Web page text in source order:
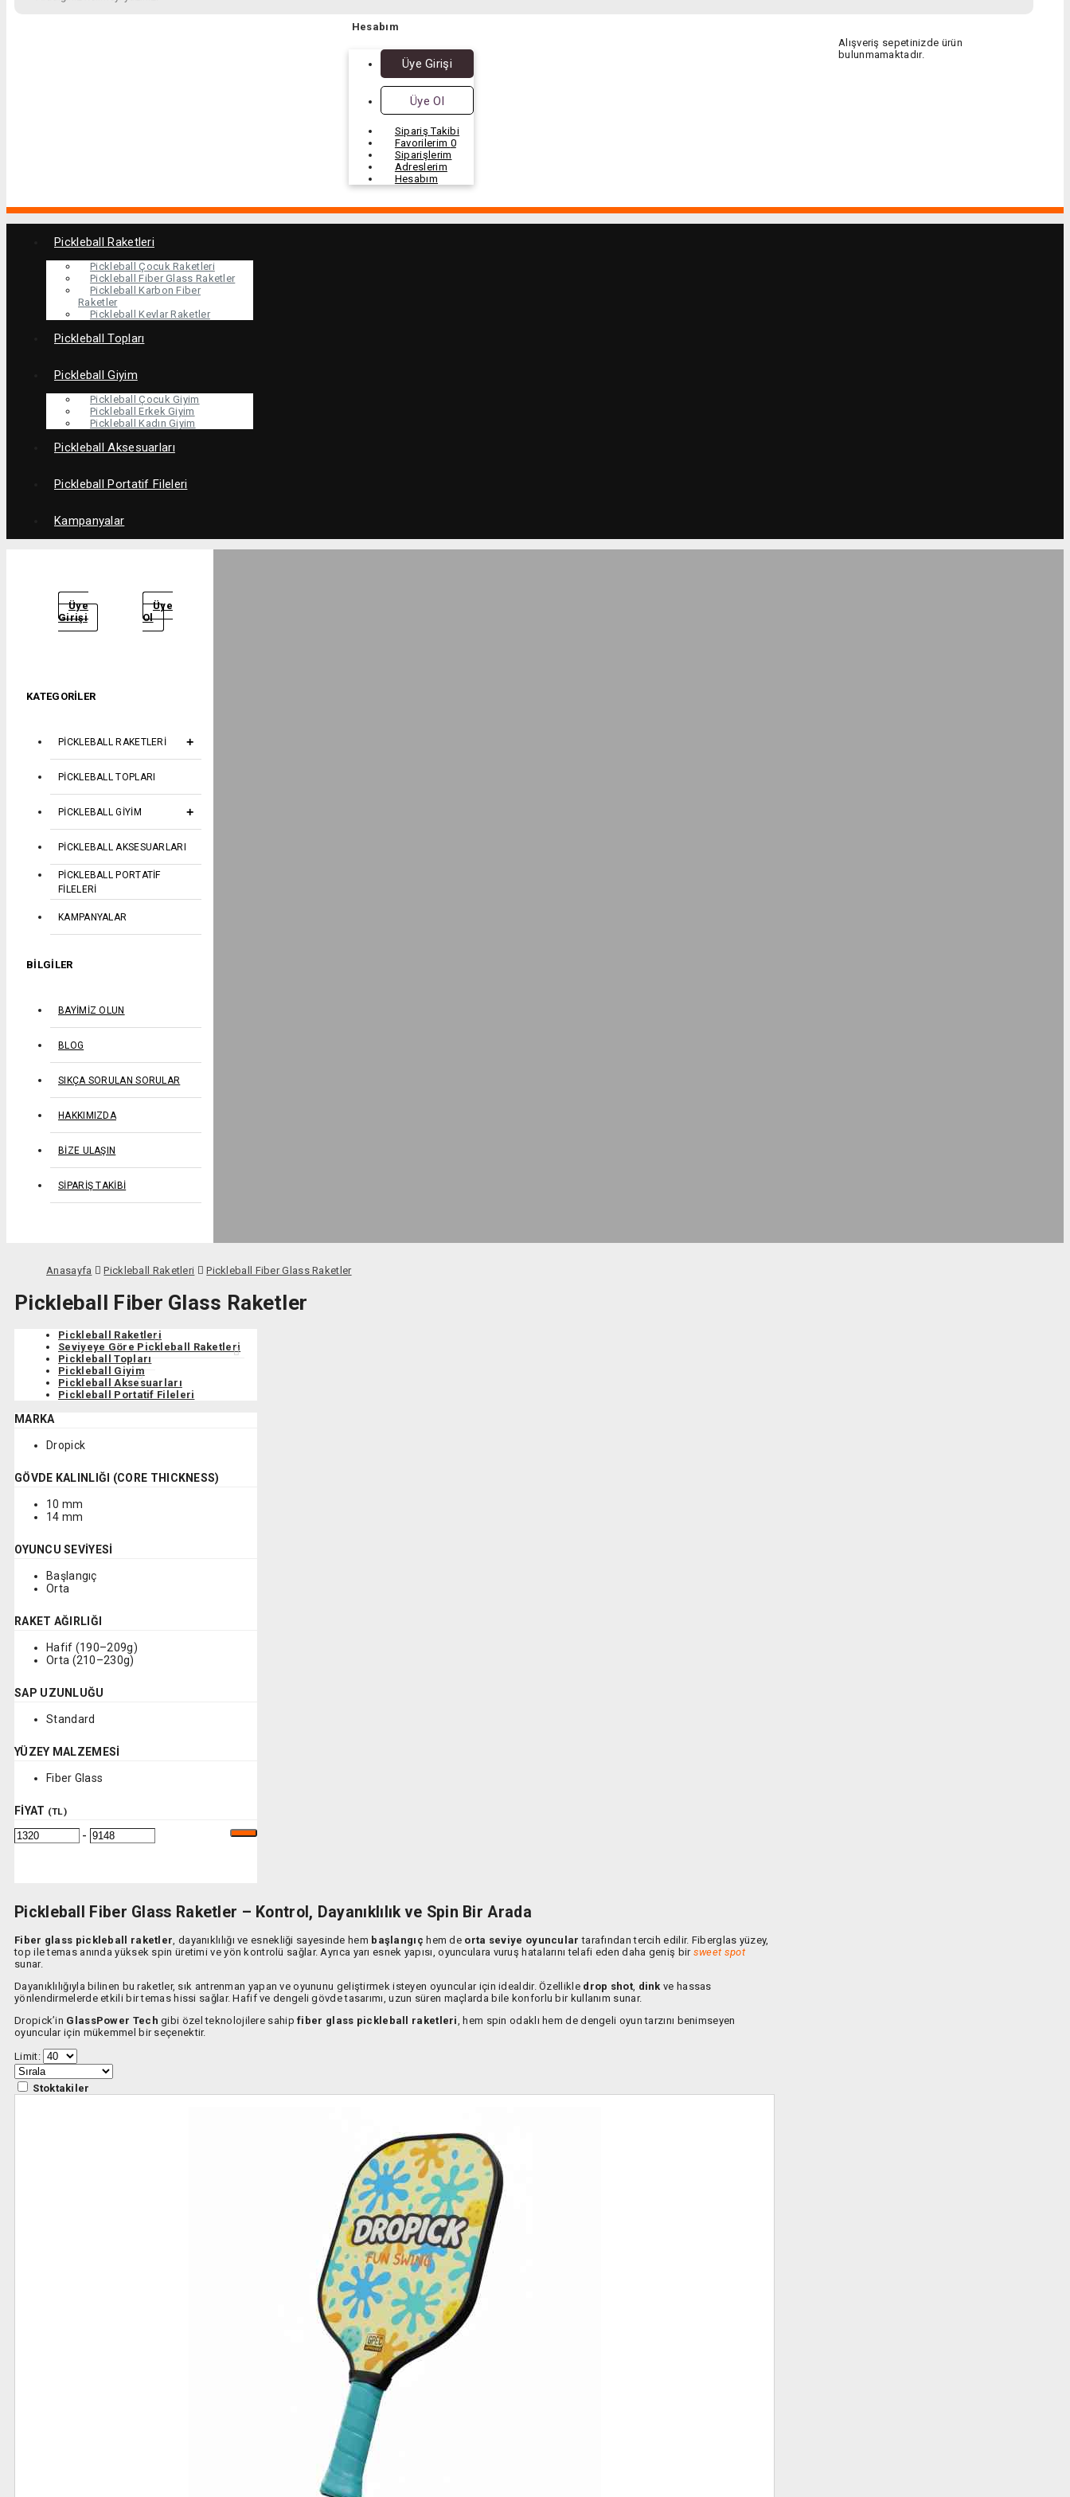
Alışveriş sepetinizde ürün
bulunmamaktadır.
Hesabım
Üye Girişi
Üye Ol
Sipariş Takibi
Favorilerim 0
Siparişlerim
Adreslerim
Hesabım
Pickleball Raketleri
Pickleball Çocuk Raketleri
Pickleball Fiber Glass Raketler
Pickleball Karbon Fiber
Raketler
Pickleball Kevlar Raketler
Pickleball Topları
Pickleball Giyim
Pickleball Çocuk Giyim
Pickleball Erkek Giyim
Pickleball Kadın Giyim
Pickleball Aksesuarları
Pickleball Portatif Fileleri
Kampanyalar
Üye
Girişi
Üye
Ol
KATEGORILER
PICKLEBALL RAKETLERI
PICKLEBALL TOPLARI
PICKLEBALL GIYIM
PICKLEBALL AKSESUARLARI
PICKLEBALL PORTATIF
FILELERI
KAMPANYALAR
BILGILER
BAYIMIZ OLUN
BLOG
SIKÇA SORULAN SORULAR
HAKKIMIZDA
BIZE ULAŞIN
SIPARIŞ TAKIBI
Anasayfa Pickleball Raketleri Pickleball Fiber Glass Raketler
Pickleball Fiber Glass Raketler
Pickleball Raketleri
Seviyeye Göre Pickleball Raketleri
Pickleball Topları
Pickleball Giyim
Pickleball Aksesuarları
Pickleball Portatif Fileleri
MARKA
Dropick
GÖVDE KALINLIĞI (CORE THICKNESS)
10 mm
14 mm
OYUNCU SEVİYESİ
Başlangıç
Orta
RAKET AĞIRLIĞI
Hafif (190–209g)
Orta (210–230g)
SAP UZUNLUĞU
Standard
YÜZEY MALZEMESİ
Fiber Glass
FIYAT (TL)
-
Pickleball Fiber Glass Raketler – Kontrol, Dayanıklılık ve Spin Bir Arada
Fiber glass pickleball raketler , dayanıklılığı ve esnekliği sayesinde hem başlangıç hem de orta seviye oyuncular tarafından tercih edilir. Fiberglas yüzey,
top ile temas anında yüksek spin üretimi ve yön kontrolü sağlar. Ayrıca yarı esnek yapısı, oyunculara vuruş hatalarını telafi eden daha geniş bir sweet spot
sunar.
Dayanıklılığıyla bilinen bu raketler, sık antrenman yapan ve oyununu geliştirmek isteyen oyuncular için idealdir. Özellikle drop shot, dink ve hassas
yönlendirmelerde etkili bir temas hissi sağlar. Hafif ve dengeli gövde tasarımı, uzun süren maçlarda bile konforlu bir kullanım sunar.
Dropick’in GlassPower Tech gibi özel teknolojilere sahipfiber glass pickleball raketleri
, hem spin odaklı hem de dengeli oyun tarzını benimseyen
oyuncular için mükemmel bir seçenektir.
Limit:
Stoktakiler